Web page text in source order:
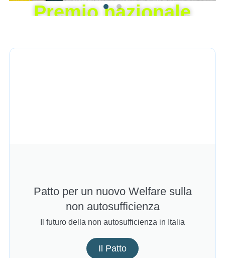
Premio nazionale
Patto per un nuovo Welfare sulla
non autosufficienza
Il futuro della non autosufficienza in Italia
Il Patto